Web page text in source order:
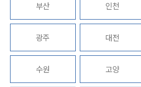
사례분석/최신동향
법률정보
법률지식인
고객후기
업무분야
부산 인천
광주 대전
수원 고양